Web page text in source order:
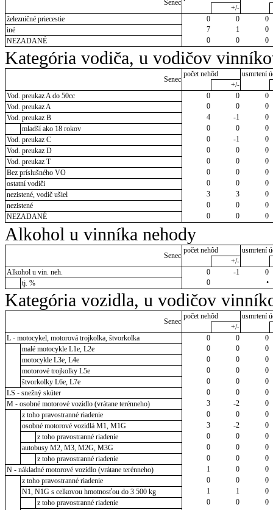
Senec
+/-
železničné priecestie
0 0
0
iné
7 1
0
NEZADANÉ
0 0 0
Kategória vodiča, u vodičov
Senec
počet nehôd
usmrtení
+/-
Vod. preukaz A do 50cc
0 0
0
Vod. preukaz A
0 0
0
Vod. preukaz B
4 -1
0
mladší ako 18 rokov
0 0
0
Vod. preukaz C
0 -1
0
Vod. preukaz D
0 0
0
Vod. preukaz T
0 0
0
Bez príslušného VO
0 0
0
ostatní vodiči
0 0
0
nezistené, vodič ušiel
3 3
0
nezistené
0 0
0
NEZADANÉ
0 0 0
Alkohol u vinníka nehody
Senec
počet nehôd
usmrtení
+/-
Alkohol u vin. neh.
0 -1
0
tj. %
0 •
Kategória vozidla, u vodičov
Senec
počet nehôd
usmrtení
+/-
L - motocykel, motorová trojkolka, štvorkolka
0 0
0
malé motocykle L1e, L2e
0 0
0
motocykle L3e, L4e
0 0
0
motorové trojkolky L5e
0 0
0
štvorkolky L6e, L7e
0 0
0
LS - snežný skúter
0 0
0
M - osobné motorové vozidlo (vrátane terénneho)
3 -2
0
z toho pravostranné riadenie
0 0
0
osobné motorové vozidlá M1, M1G
3 -2
0
z toho pravostranné riadenie
0 0
0
autobusy M2, M3, M2G, M3G
0 0
0
z toho pravostranné riadenie
0 0
0
N - nákladné motorové vozidlo (vrátane terénneho)
1 0
0
z toho pravostranné riadenie
0 0
0
N1, N1G s celkovou hmotnosťou do 3 500 kg
1 1
0
z toho pravostranné riadenie
0 0
0